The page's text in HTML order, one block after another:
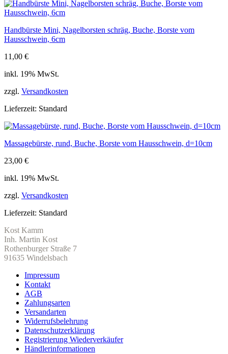
Handbürste Mini, Nagelborsten schräg, Buche, Borste vom
Hausschwein, 6cm
11,00 €
inkl. 19% MwSt.
zzgl. Versandkosten
Lieferzeit: Standard
Massagebürste, rund, Buche, Borste vom Hausschwein, d=10cm
23,00 €
inkl. 19% MwSt.
zzgl. Versandkosten
Lieferzeit: Standard
Kost Kamm
Inh. Martin Kost
Rothenburger Straße 7
91635 Windelsbach
Impressum
Kontakt
AGB
Zahlungsarten
Versandarten
Widerrufsbelehrung
Datenschutzerklärung
Registrierung Wiederverkäufer
Händlerinformationen